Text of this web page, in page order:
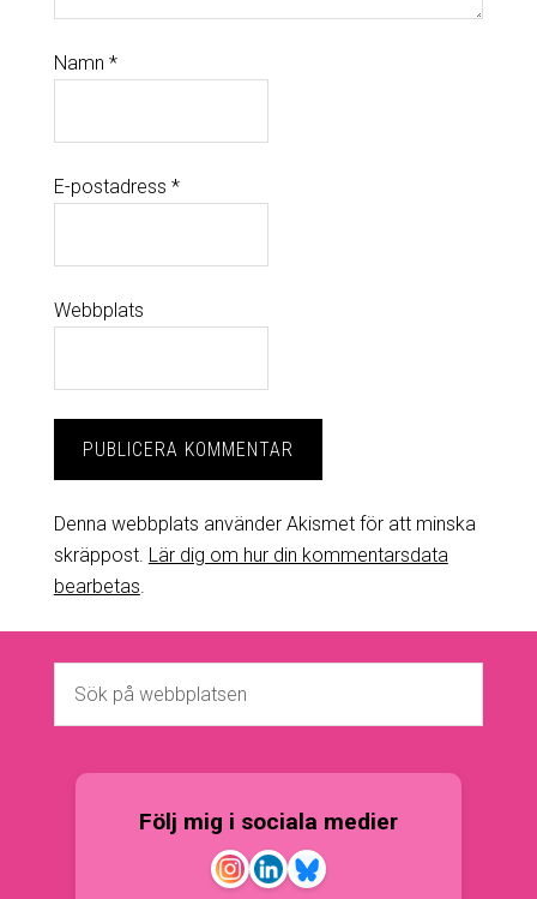
Namn *
E-postadress *
Webbplats
Denna webbplats använder Akismet för att minska
skräppost. Lär dig om hur din kommentarsdata
bearbetas
Följ mig i sociala medier